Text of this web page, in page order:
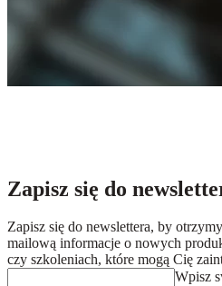
Zapisz się do
Zapisz się do newslettera, by
mailową informacje o nowych
czy szkoleniach, które mogą Cię
Wpisz